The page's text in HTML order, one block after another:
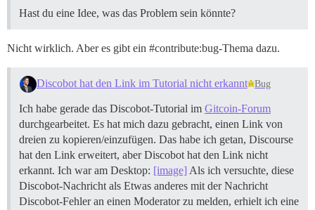
Hast du eine Idee, was das Problem sein könnte?
Nicht wirklich. Aber es gibt ein #contribute:bug-Thema dazu.
Discobot hat den Link im Tutorial nicht erkannt Bug
Ich habe gerade das Discobot-Tutorial im Gitcoin-Forum
durchgearbeitet. Es hat mich dazu gebracht, einen Link von
dreien zu kopieren/einzufügen. Das habe ich getan, Discourse
hat den Link erweitert, aber Discobot hat den Link nicht
erkannt. Ich war am Desktop: [image] Als ich versuchte, diese
Discobot-Nachricht als Etwas anderes mit der Nachricht
Discobot-Fehler an einen Moderator zu melden, erhielt ich eine